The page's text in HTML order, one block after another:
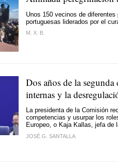
Unos 150 vecinos de
portuguesas liderados por el
M. X. B.
Dos años de la
internas y la
La presidenta de la Comisión
competencias y usurpar los
Europeo, o Kaja Kallas, jefa de
JOSÉ G. SANTALLA